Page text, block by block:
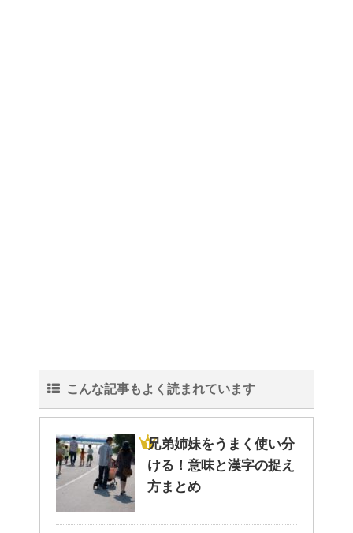
色々な作業に音楽を聴いて集中
する方法！
猫と死別。悲しくても最後の挨
拶をしましょう。
こんな記事もよく読まれています
兄弟姉妹をうまく使い分
ける！意味と漢字の捉え
方まとめ